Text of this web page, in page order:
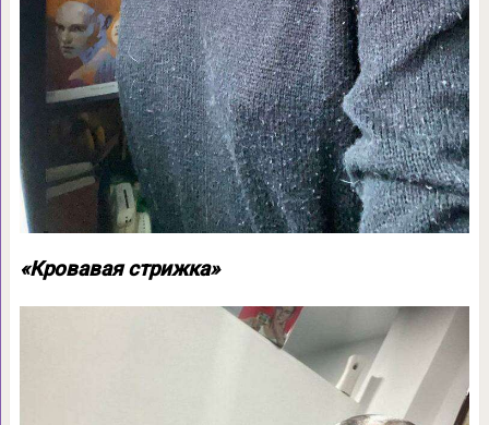
«Кровавая стрижка»